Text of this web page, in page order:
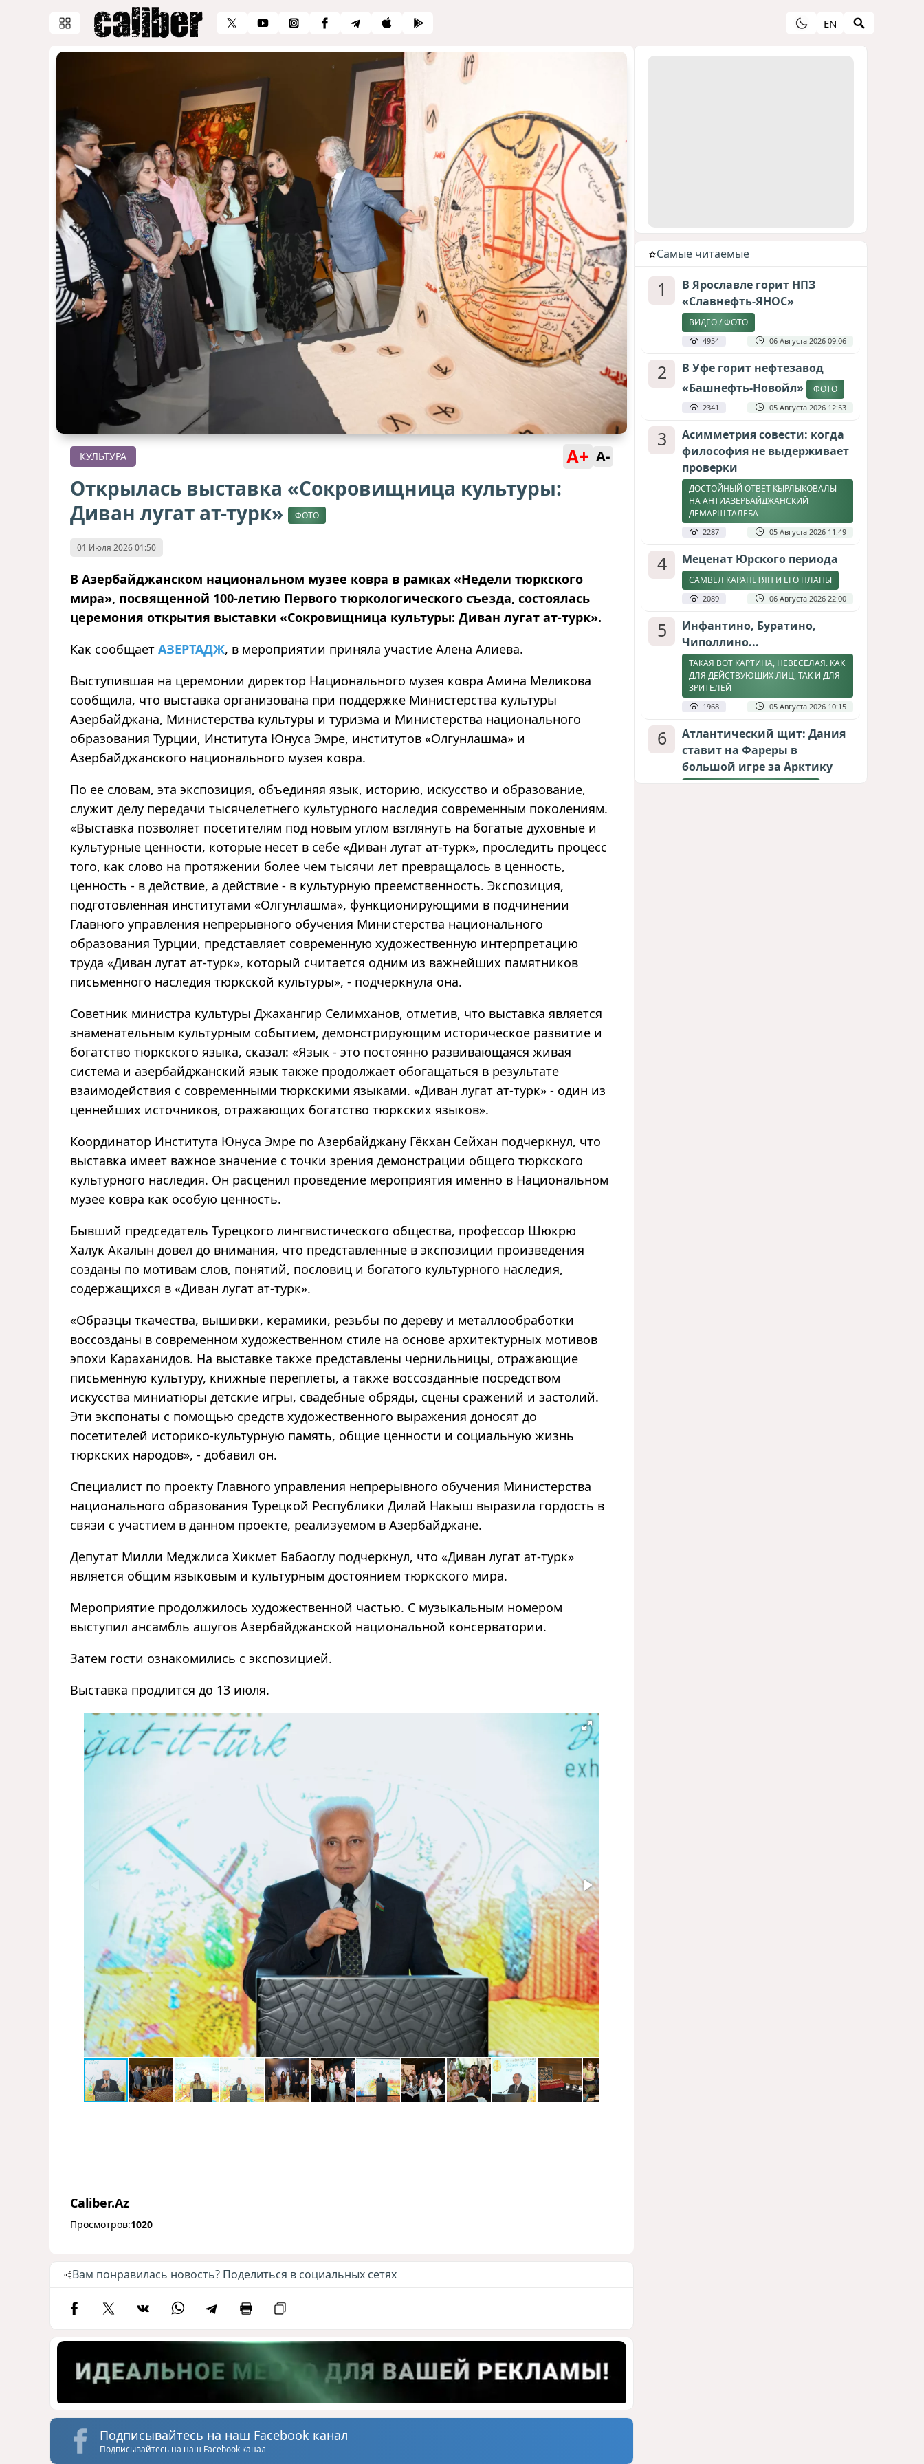
EN
КУЛЬТУРА A+ A-
Открылась выставка «Сокровищница культуры:
Диван лугат ат-турк»
ФОТО
01 Июля 2026 01:50
В Азербайджанском национальном музее ковра в рамках «Недели тюркского
мира», посвященной 100-летию Первого тюркологического съезда, состоялась
церемония открытия выставки «Сокровищница культуры: Диван лугат ат-турк».
Как сообщает АЗЕРТАДЖ, в мероприятии приняла участие Алена Алиева.
Выступившая на церемонии директор Национального музея ковра Амина Меликова
сообщила, что выставка организована при поддержке Министерства культуры
Азербайджана, Министерства культуры и туризма и Министерства национального
образования Турции, Института Юнуса Эмре, институтов «Олгунлашма» и
Азербайджанского национального музея ковра.
По ее словам, эта экспозиция, объединяя язык, историю, искусство и образование,
служит делу передачи тысячелетнего культурного наследия современным поколениям.
«Выставка позволяет посетителям под новым углом взглянуть на богатые духовные и
культурные ценности, которые несет в себе «Диван лугат ат-турк», проследить процесс
того, как слово на протяжении более чем тысячи лет превращалось в ценность,
ценность - в действие, а действие - в культурную преемственность. Экспозиция,
подготовленная институтами «Олгунлашма», функционирующими в подчинении
Главного управления непрерывного обучения Министерства национального
образования Турции, представляет современную художественную интерпретацию
труда «Диван лугат ат-турк», который считается одним из важнейших памятников
письменного наследия тюркской культуры», - подчеркнула она.
Советник министра культуры Джахангир Селимханов, отметив, что выставка является
знаменательным культурным событием, демонстрирующим историческое развитие и
богатство тюркского языка, сказал: «Язык - это постоянно развивающаяся живая
система и азербайджанский язык также продолжает обогащаться в результате
взаимодействия с современными тюркскими языками. «Диван лугат ат-турк» - один из
ценнейших источников, отражающих богатство тюркских языков».
Координатор Института Юнуса Эмре по Азербайджану Гёкхан Сейхан подчеркнул, что
выставка имеет важное значение с точки зрения демонстрации общего тюркского
культурного наследия. Он расценил проведение мероприятия именно в Национальном
музее ковра как особую ценность.
Бывший председатель Турецкого лингвистического общества, профессор Шюкрю
Халук Акалын довел до внимания, что представленные в экспозиции произведения
созданы по мотивам слов, понятий, пословиц и богатого культурного наследия,
содержащихся в «Диван лугат ат-турк».
«Образцы ткачества, вышивки, керамики, резьбы по дереву и металлообработки
воссозданы в современном художественном стиле на основе архитектурных мотивов
эпохи Караханидов. На выставке также представлены чернильницы, отражающие
письменную культуру, книжные переплеты, а также воссозданные посредством
искусства миниатюры детские игры, свадебные обряды, сцены сражений и застолий.
Эти экспонаты с помощью средств художественного выражения доносят до
посетителей историко-культурную память, общие ценности и социальную жизнь
тюркских народов», - добавил он.
Специалист по проекту Главного управления непрерывного обучения Министерства
национального образования Турецкой Республики Дилай Накыш выразила гордость в
связи с участием в данном проекте, реализуемом в Азербайджане.
Депутат Милли Меджлиса Хикмет Бабаоглу подчеркнул, что «Диван лугат ат-турк»
является общим языковым и культурным достоянием тюркского мира.
Мероприятие продолжилось художественной частью. С музыкальным номером
выступил ансамбль ашугов Азербайджанской национальной консерватории.
Затем гости ознакомились с экспозицией.
Выставка продлится до 13 июля.
Caliber.Az
Просмотров:1020
Вам понравилась новость? Поделиться в социальных сетях
Подписывайтесь на наш Facebook канал
Подписывайтесь на наш Facebook канал
Cамые читаемые
1
В Ярославле горит НПЗ
«Славнефть-ЯНОС»
ВИДЕО / ФОТО
4954 06 Августа 2026 09:06
2
В Уфе горит нефтезавод
«Башнефть-Новойл»
ФОТО
2341 05 Августа 2026 12:53
3
Асимметрия совести: когда
философия не выдерживает
проверки
ДОСТОЙНЫЙ ОТВЕТ КЫРЛЫКОВАЛЫ
НА АНТИАЗЕРБАЙДЖАНСКИЙ
ДЕМАРШ ТАЛЕБА
2287 05 Августа 2026 11:49
4 Меценат Юрского периода
САМВЕЛ КАРАПЕТЯН И ЕГО ПЛАНЫ
2089 06 Августа 2026 22:00
5
Инфантино, Буратино,
Чиполлино...
ТАКАЯ ВОТ КАРТИНА, НЕВЕСЕЛАЯ. КАК
ДЛЯ ДЕЙСТВУЮЩИХ ЛИЦ, ТАК И ДЛЯ
ЗРИТЕЛЕЙ
1968 05 Августа 2026 10:15
6
Атлантический щит: Дания
ставит на Фареры в
большой игре за Арктику